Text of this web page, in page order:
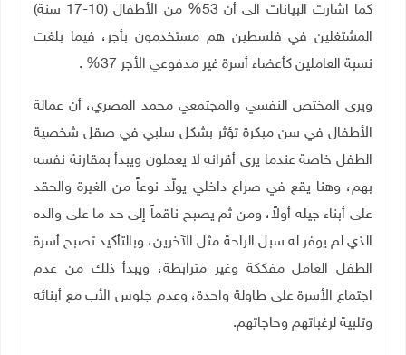
كما اشارت البيانات الى أن 53% من الأطفال (10-17 سنة)
المشتغلين في فلسطين هم مستخدمون بأجر، فيما بلغت
نسبة العاملين كأعضاء أسرة غير مدفوعي الأجر 37% .
ويرى المختص النفسي والمجتمعي محمد المصري، أن عمالة
الأطفال في سن مبكرة تؤثر بشكل سلبي في صقل شخصية
الطفل خاصة عندما يرى أقرانه لا يعملون ويبدأ بمقارنة نفسه
بهم، وهنا يقع في صراع داخلي يولّد نوعاً من الغيرة والحقد
على أبناء جيله أولاً، ومن ثم يصبح ناقماً إلى حد ما على والده
الذي لم يوفر له سبل الراحة مثل الآخرين، وبالتأكيد تصبح أسرة
الطفل العامل مفككة وغير مترابطة، ويبدأ ذلك من عدم
اجتماع الأسرة على طاولة واحدة، وعدم جلوس الأب مع أبنائه
وتلبية لرغباتهم وحاجاتهم.